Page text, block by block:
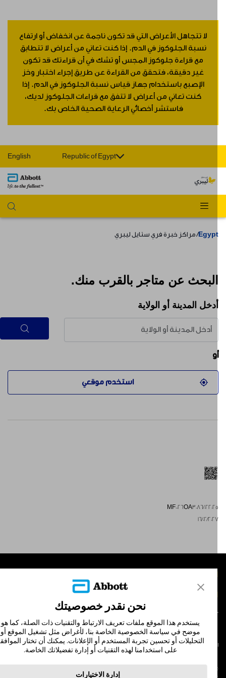
لا تتجاهل الأعراض التي قد تكون ناجمة عن انخفاض أو ارتفاع
نسبة الجلوكوز في الدم. إذا كنت تعاني من أعراض لا تتطابق
مع قراءة جلوكوز المجس أو تشك في أن قراءتك قد تكون
غير دقيقة، فتحقق من القراءة عن طريق إجراء اختبار وخز
الإصبع باستخدام جهاز قياس نسبة الجلوكوز في الدم. إذا
كنت تعاني من أعراض لا تتفق مع قراءات الجلوكوز لديك،
فاستشر أخصائي الرعاية الصحية الخاص بك.
Republic of Egypt
English
مراكز خبرة فري ستايل ليبري
عن متاجر بالقرب منك.
المدينة أو الولاية
استخدم موقعي
MF0026OA3086/
16/02/
والأحكام سياسة الخصوصية
نحن نقدر خصوصيتك
يستخدم هذا الموقع ملفات تعريف الارتباط والتقنيات ذات الصلة، كما هو
موضح في سياسة الخصوصية الخاصة بنا، لأغراض مثل تشغيل الموقع أو
التحليلات أو تحسين تجربة المستخدم أو الإعلانات. يمكنك أن تختار الموافقة
على استخدامنا لهذه التقنيات أو إدارة تفضيلاتك الخاصة.
إدارة الاختيارات